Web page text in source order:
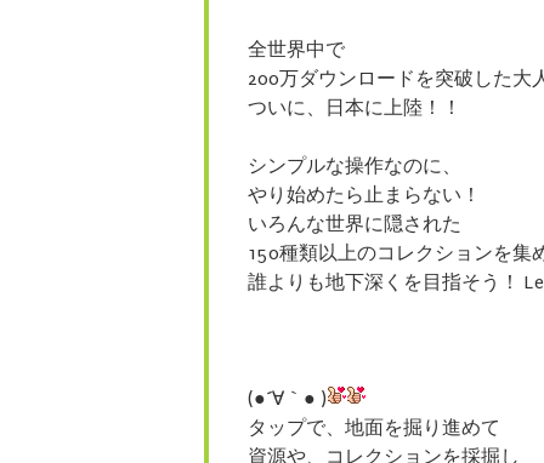
全世界中で
200万ダウンロードを突破した大
ついに、日本に上陸！！
シンプルな操作なのに、
やり始めたら止まらない！
いろんな世界に隠された
150種類以上のコレクションを集
誰よりも地下深くを目指そう！
(●´∀｀● )
タップで、地面を掘り進めて
資源や、コレクションを採掘し